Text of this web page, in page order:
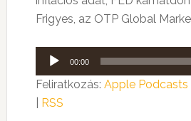
Frigyes, az OTP Global
Audió
lejátszó
00:00
Feliratkozás: Apple Podcasts
RSS